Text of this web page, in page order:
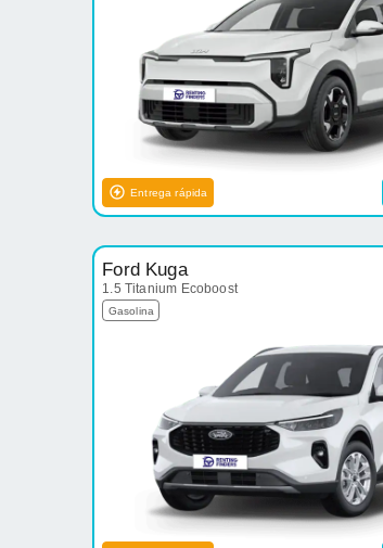
Entrega rápida
Ford Kuga
1.5 Titanium Ecoboost
Gasolina